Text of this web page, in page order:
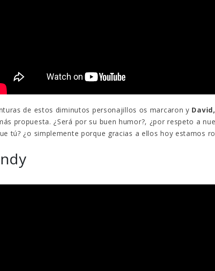
de estos diminutos personajillos os marcaron y
propuesta. ¿Será por su buen humor?, ¿por respeto a
tú? ¿o simplemente porque gracias a ellos hoy estamos